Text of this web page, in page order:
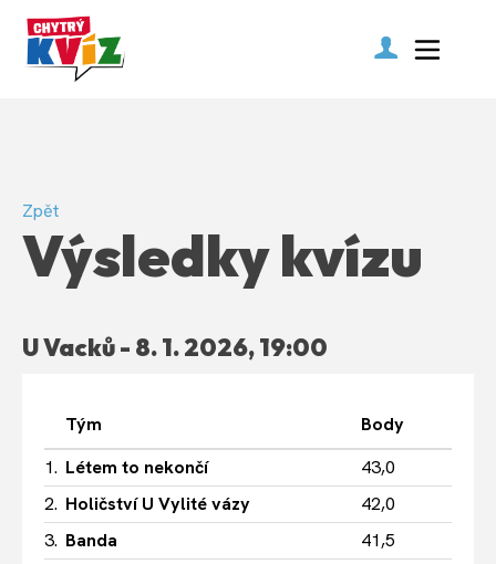
Zpět
Výsledky kvízu
U Vacků - 8. 1. 2026, 19:00
Tým
Body
1. Létem to nekončí
43,0
2. Holičství U Vylité vázy
42,0
3. Banda
41,5